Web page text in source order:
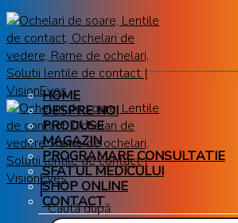
Caută după:
HOME
DESPRE NOI
PRODUSE
MAGAZIN
PROGRAMARE CONSULTATIE
SFATUL MEDICULUI
SHOP ONLINE
CONTACT